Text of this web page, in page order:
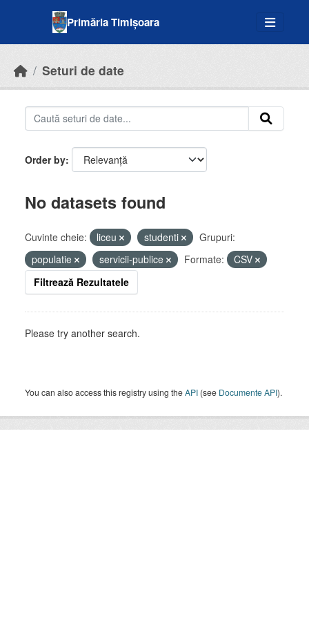
Primăria Timișoara
Seturi de date
Order by
No datasets found
Cuvinte cheie: liceu studenti
Grupuri:
populatie
servicii-publice Formate:
CSV
Filtrează Rezultatele
Please try another search.
You can also access this registry using theAPI (see Documente API).